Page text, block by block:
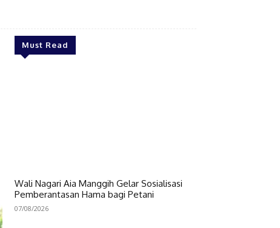
Must Read
Wali Nagari Aia Manggih Gelar Sosialisasi
Pemberantasan Hama bagi Petani
07/08/2026